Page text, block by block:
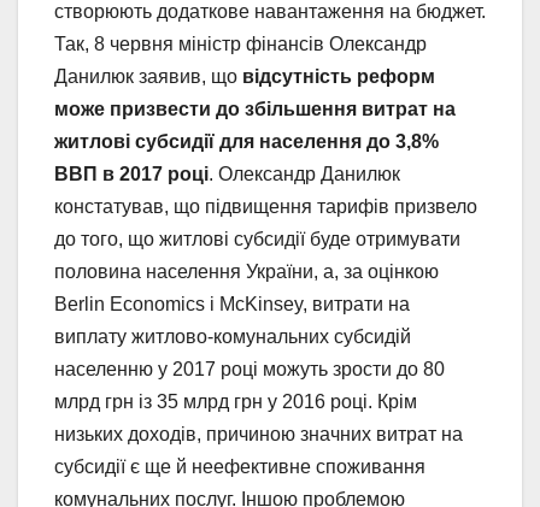
створюють додаткове навантаження на бюджет.
Так, 8 червня міністр фінансів Олександр
Данилюк заявив, що відсутність реформ
може призвести до збільшення витрат на
житлові субсидії для населення до 3,8%
ВВП в 2017 році. Олександр Данилюк
констатував, що підвищення тарифів призвело
до того, що житлові субсидії буде отримувати
половина населення України, а, за оцінкою
Berlin Еconomics і McKinsey, витрати на
виплату житлово-комунальних субсидій
населенню у 2017 році можуть зрости до 80
млрд грн із 35 млрд грн у 2016 році. Крім
низьких доходів, причиною значних витрат на
субсидії є ще й неефективне споживання
комунальних послуг. Іншою проблемою